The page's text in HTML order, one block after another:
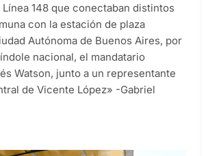
148 que conectaban distintos
con la estación de plaza
Autónoma de Buenos Aires, por
nacional, el mandatario
Watson, junto a un representante
de Vicente López» -Gabriel